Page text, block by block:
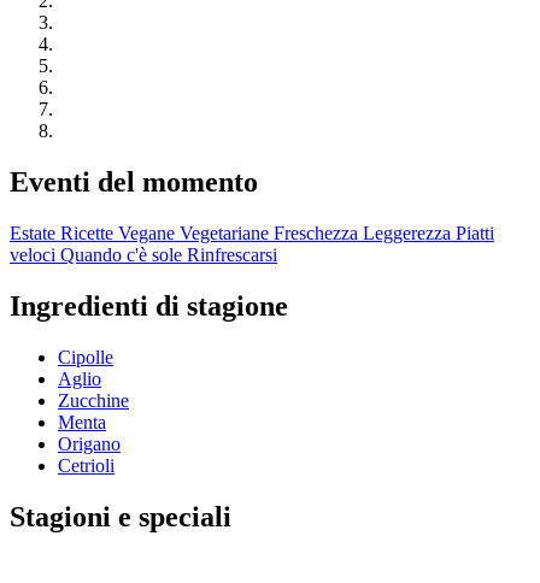
Eventi del momento
Estate Ricette Vegane Vegetariane Freschezza Leggerezza Piatti
veloci Quando c'è sole Rinfrescarsi
Ingredienti di stagione
Cipolle
Aglio
Zucchine
Menta
Origano
Cetrioli
Stagioni e speciali